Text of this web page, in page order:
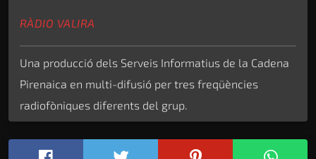
RÀDIO VALIRA
Una producció dels Serveis Informatius de la Cadena
Pirenaica en multi-difusió per tres freqüències
radiofòniques diferents del grup.